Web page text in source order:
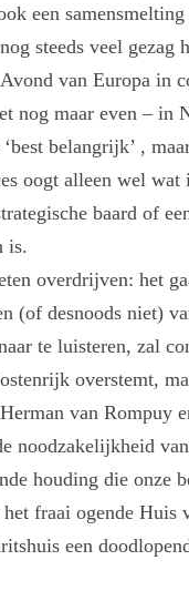
een
steeds veel
van Europa in
nog maar even – in
belangrijk’ ,
oogt alleen wel wat
baard of
is.
overdrijven: het
(of desnoods niet)
te luisteren, zal
overstemt,
van Rompuy
noodzakelijkheid
houding die onze
fraai ogende Huis
een